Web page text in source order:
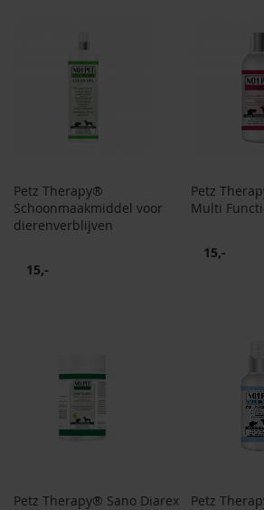
Petz Therapy®
Schoonmaakmiddel voor
dierenverblijven
15,-
Petz
Multi
15,-
Petz Therapy® Sano Diarex
Petz